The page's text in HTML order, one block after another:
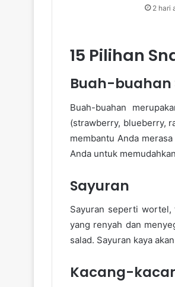
2 hari
15 Pilihan
Buah-buahan
Buah-buahan
(strawberry, blueberry,
membantu Anda
Anda untuk
Sayuran
Sayuran seperti wortel,
yang renyah dan
salad. Sayuran kaya
Kacang-